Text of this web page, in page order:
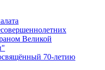
Великой
70-летию